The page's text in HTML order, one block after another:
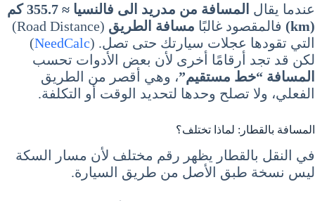
عندما يقال
المسافة من مدريد الى فالنسيا ≈ 355.7 كم
(km)
فالمقصود غالبًا مسافة الطريق
(Road Distance)
التي تقودها عجلات سيارتك حتى تصل. (NeedCalc
)
لكن قد تجد أرقامًا أخرى لأن بعض الأدوات تحسب
المسافة “خط مستقيم”، وهي أقصر من الطريق
الفعلي، ولا تصلح وحدها لتحديد الوقت أو التكلفة.
المسافة بالقطار: لماذا تختلف؟
في النقل بالقطار يظهر رقم مختلف لأن مسار السكة
ليس نسخة طبق الأصل من طريق السيارة.